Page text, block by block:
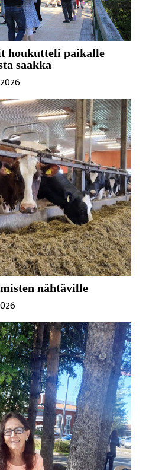
houkutteli paikalle
saakka
nähtäville